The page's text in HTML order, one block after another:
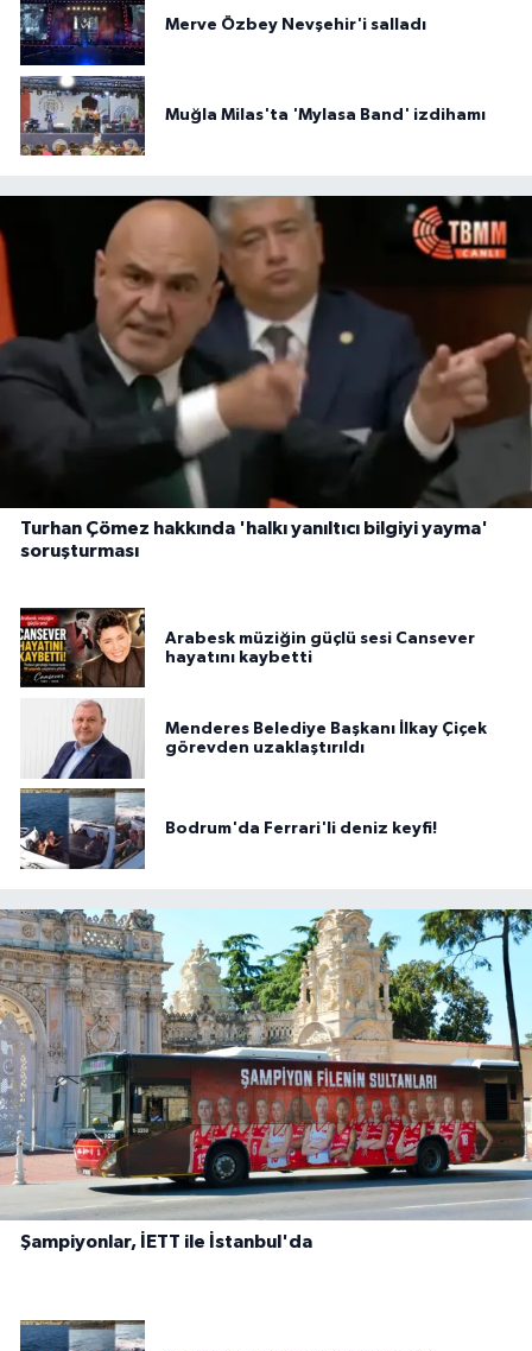
Merve Özbey Nevşehir'i salladı
Muğla Milas'ta 'Mylasa Band' izdihamı
Turhan Çömez hakkında 'halkı yanıltıcı bilgiyi yayma'
soruşturması
Arabesk müziğin güçlü sesi Cansever
hayatını kaybetti
Menderes Belediye Başkanı İlkay Çiçek
görevden uzaklaştırıldı
Bodrum'da Ferrari'li deniz keyfi!
Şampiyonlar, İETT ile İstanbul'da